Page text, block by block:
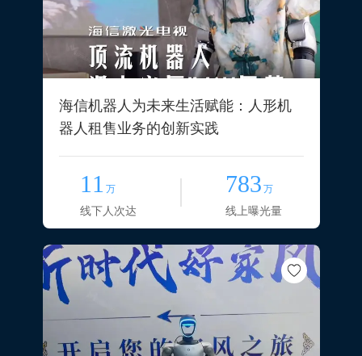
海信机器人为未来生活赋能：人形机
器人租售业务的创新实践
11 万
线下人次达
783 万
线上曝光量